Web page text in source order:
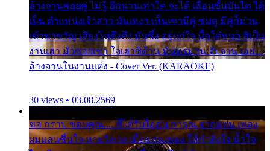
ล้างจานคอยคู่ ไม่รู้ อีกนานเท่าใด จะได้ เลื่อนขั้นบันได ได้
เป็น ตำแหน่งเจ้าสาว มันเหงา เห็นเขามีคู่ ซมดู มีคู่ก็ม่วน
เข้าพาขวัญ เสียงโห่ตึงตึง มันซึ้ง อยู่แก่ใจ มื้อใด๋หนอ สิเป็น
งานเฮา มัวซอยเขา ใจเฮาซิด้าน มันทรมาน จับจาน เอย…
ล้างจานในงานแต่ง - Cover Ver. (KARAOKE)
30 views • 03.08.2569
ขอ กราบ ขอบคุณ.... ที่ได้รับไออุ่น การุณ จากแฟน เพลง
ผมแสนชื่นใจ หายวังเวง เมื่อแฟนเพลง ให้กำลังใจ น้ำใจ